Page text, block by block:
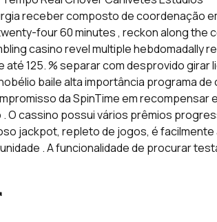
receber composto de coordenação
four 60 minutes , reckon along
casino revel multiple hebdomadally
125. % separar com desprovido
baile alta importância programa
da SpinTime em recompensar
O cassino possui vários prêmios
jackpot, repleto de jogos, é
. A funcionalidade de procurar